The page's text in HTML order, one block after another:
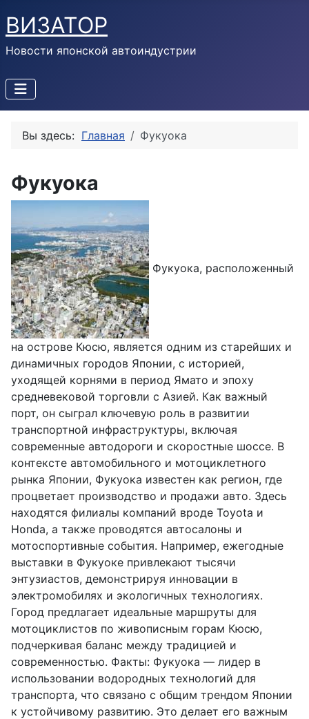
ВИЗАТОР
Новости японской автоиндустрии
Вы здесь: Главная Фукуока
Фукуока
Фукуока, расположенный
на острове Кюсю, является одним из старейших и
динамичных городов Японии, с историей,
уходящей корнями в период Ямато и эпоху
средневековой торговли с Азией. Как важный
порт, он сыграл ключевую роль в развитии
транспортной инфраструктуры, включая
современные автодороги и скоростные шоссе. В
контексте автомобильного и мотоциклетного
рынка Японии, Фукуока известен как регион, где
процветает производство и продажи авто. Здесь
находятся филиалы компаний вроде Toyota и
Honda, а также проводятся автосалоны и
мотоспортивные события. Например, ежегодные
выставки в Фукуоке привлекают тысячи
энтузиастов, демонстрируя инновации в
электромобилях и экологичных технологиях.
Город предлагает идеальные маршруты для
мотоциклистов по живописным горам Кюсю,
подчеркивая баланс между традицией и
современностью. Факты: Фукуока — лидер в
использовании водородных технологий для
транспорта, что связано с общим трендом Японии
к устойчивому развитию. Это делает его важным